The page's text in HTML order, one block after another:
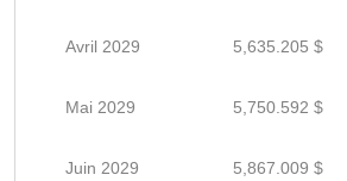
Avril 2029 5,635.205 $
Mai 2029 5,750.592 $
Juin 2029 5,867.009 $